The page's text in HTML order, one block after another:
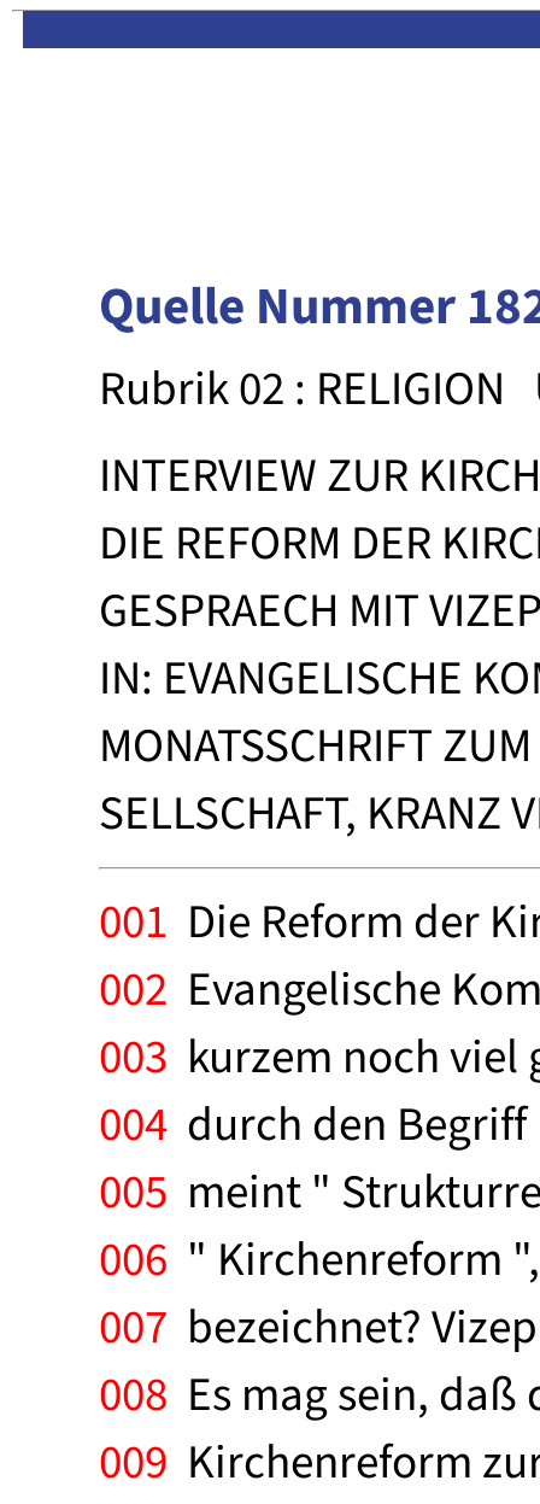
Quelle Nummer
Rubrik 02 : RELIGION
INTERVIEW ZUR
DIE REFORM DER
GESPRAECH MIT
IN: EVANGELISCHE
MONATSSCHRIFT
SELLSCHAFT, KRANZ
001 Die Reform der
002 Evangelische
003 kurzem noch viel
004 durch den
005 meint "
006 " Kirchenreform
007 bezeichnet?
008 Es mag sein,
009 Kirchenreform